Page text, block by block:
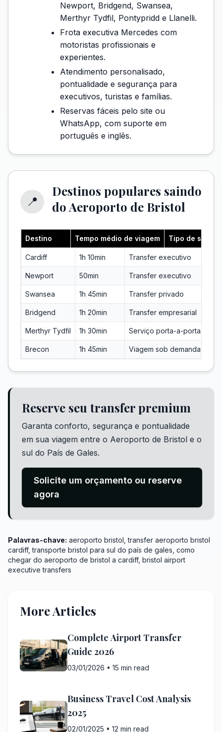
Newport, Bridgend, Swansea,
Merthyr Tydfil, Pontypridd e Llanelli.
Frota executiva Mercedes com
motoristas profissionais e
experientes.
Atendimento personalisado,
pontualidade e segurança para
executivos, turistas e famílias.
Reservas fáceis pelo site ou
WhatsApp, com suporte em
português e inglês.
📍
Destinos populares saindo
do Aeroporto de Bristol
Destino Tempo médio de viagem Tipo de
Cardiff 1h 10min Transfer executivo
Newport 50min Transfer executivo
Swansea 1h 45min Transfer privado
Bridgend 1h 20min Transfer empresarial
Merthyr Tydfil 1h 30min Serviço porta-a-porta
Brecon 1h 45min Viagem sob demanda
Reserve seu transfer premium
Garanta conforto, segurança e pontualidade
em sua viagem entre o Aeroporto de Bristol e o
sul do País de Gales.
Solicite um orçamento ou reserve
agora
Palavras-chave: aeroporto bristol, transfer aeroporto bristol
cardiff, transporte bristol para sul do país de gales, como
chegar do aeroporto de bristol a cardiff, bristol airport
executive transfers
More Articles
Complete Airport Transfer
Guide 2026
03/01/2026 • 15 min read
Business Travel Cost Analysis
2025
02/01/2025 • 12 min read